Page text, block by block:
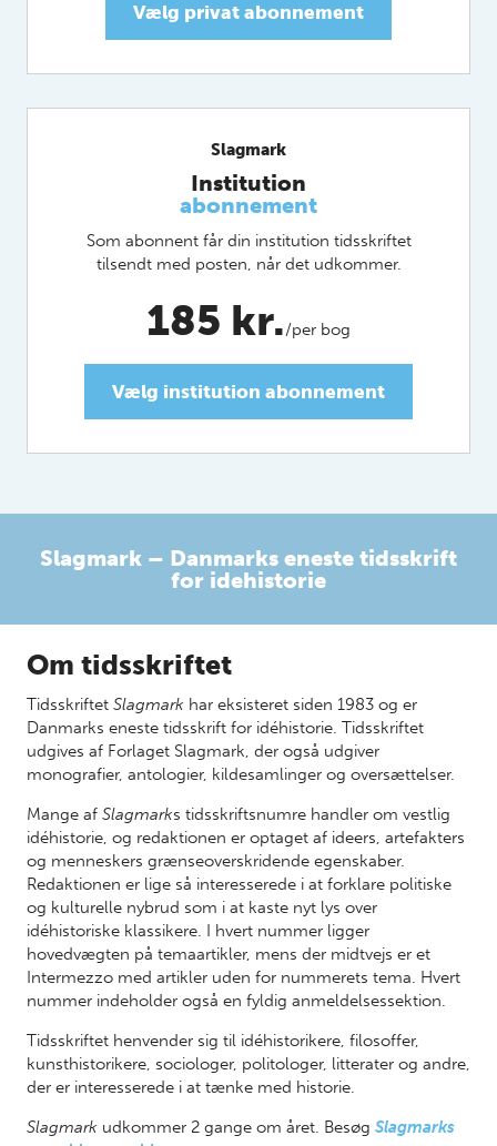
Vælg privat abonnement
Slagmark
Institution
abonnement
Som abonnent får din institution tidsskriftet
tilsendt med posten, når det udkommer.
185 kr./per bog
Vælg institution abonnement
Slagmark – Danmarks eneste tidsskrift
for idehistorie
Om tidsskriftet
Tidsskriftet Slagmark har eksisteret siden 1983 og er
Danmarks eneste tidsskrift for idéhistorie. Tidsskriftet
udgives af Forlaget Slagmark, der også udgiver
monografier, antologier, kildesamlinger og oversættelser.
Mange af Slagmarks tidsskriftsnumre handler om vestlig
idéhistorie, og redaktionen er optaget af ideers, artefakters
og menneskers grænseoverskridende egenskaber.
Redaktionen er lige så interesserede i at forklare politiske
og kulturelle nybrud som i at kaste nyt lys over
idéhistoriske klassikere. I hvert nummer ligger
hovedvægten på temaartikler, mens der midtvejs er et
Intermezzo med artikler uden for nummerets tema. Hvert
nummer indeholder også en fyldig anmeldelsessektion.
Tidsskriftet henvender sig til idéhistorikere, filosoffer,
kunsthistorikere, sociologer, politologer, litterater og andre,
der er interesserede i at tænke med historie.
Slagmark udkommer 2 gange om året. Besøg Slagmarks